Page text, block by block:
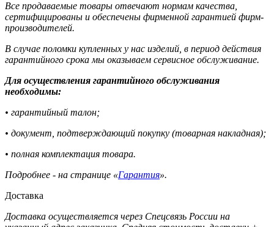
Все продаваемые товары отвечают нормам качества,
сертифицированы и обеспечены фирменной гарантией фирм-
производителей.
В случае поломки купленных у нас изделий, в период действия
гарантийного срока мы оказываем сервисное обслуживание.
Для осуществления гарантийного обслуживания
необходимы:
• гарантийный талон;
• документ, подтверждающий покупку (товарная накладная);
• полная комплектация товара.
Подробнее - на странице «Гарантия».
Доставка
Доставка осуществляется через Спецсвязь России на